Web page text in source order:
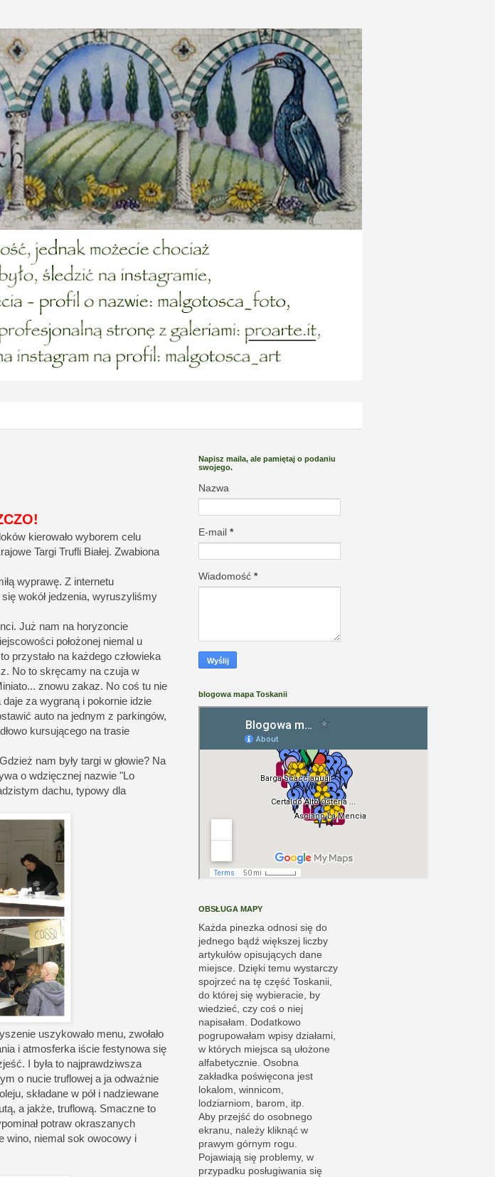
kierowało wyborem celu
Targi Trufli Białej. Zwabiona
wyprawę. Z internetu
wokół jedzenia, wyruszyliśmy
Już nam na horyzoncie
położonej niemal u
przystało na każdego człowieka
No to skręcamy na czuja w
znowu zakaz. No coś tu nie
za wygraną i pokornie idzie
auto na jednym z parkingów,
kursującego na trasie
nam były targi w głowie? Na
o wdzięcznej nazwie "Lo
dachu, typowy dla
uszykowało menu, zwołało
i atmosferka iście festynowa się
I była to najprawdziwsza
o nucie truflowej a ja odważnie
składane w pół i nadziewane
a jakże, truflową. Smaczne to
potraw okraszanych
wino, niemal sok owocowy i
Napisz maila, ale pamiętaj o podaniu
swojego.
Nazwa
E-mail *
Wiadomość *
blogowa mapa Toskanii
OBSŁUGA MAPY
Każda pinezka odnosi się do
jednego bądź większej liczby
artykułów opisujących dane
miejsce. Dzięki temu wystarczy
spojrzeć na tę część Toskanii,
do której się wybieracie, by
wiedzieć, czy coś o niej
napisałam. Dodatkowo
pogrupowałam wpisy działami,
w których miejsca są ułożone
alfabetycznie. Osobna
zakładka poświęcona jest
lokalom, winnicom,
lodziarniom, barom, itp.
Aby przejść do osobnego
ekranu, należy kliknąć w
prawym górnym rogu.
Pojawiają się problemy, w
przypadku posługiwania się